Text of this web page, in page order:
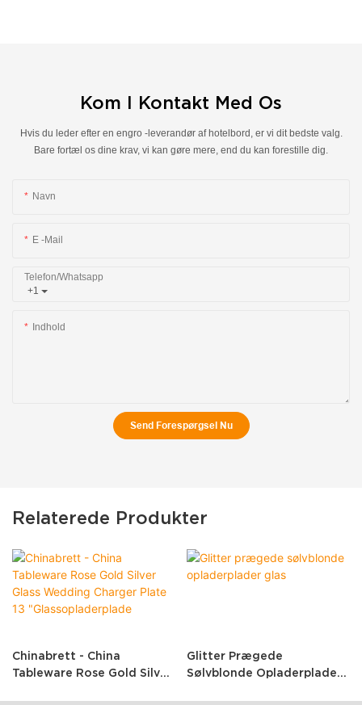
Kom I Kontakt Med Os
Hvis du leder efter en engro -leverandør af hotelbord, er vi dit bedste valg.
Bare fortæl os dine krav, vi kan gøre mere, end du kan forestille dig.
Navn
E -mail
+1
Telefon/whatsapp
Indhold
Send Forespørgsel Nu
Relaterede Produkter
Chinabrett - China
Tableware Rose Gold Silver
Glitter Prægede
Sølvblonde Opladerplader